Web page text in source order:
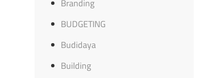
Branding
BUDGETING
Budidaya
Building